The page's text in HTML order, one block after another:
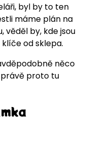
byl by to ten
máme plán na
věděl by, kde jsou
od sklepa.
něco
právě proto tu